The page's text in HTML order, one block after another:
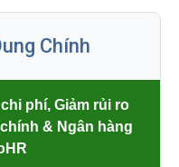
Chính
phí, Giảm rủi ro
& Ngân hàng